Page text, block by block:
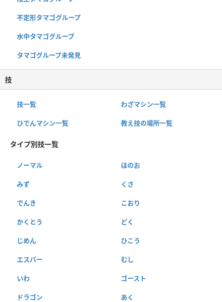
不定形タマゴグループ
水中タマゴグループ
タマゴグループ未発見
技
技一覧 わざマシン一覧
ひでんマシン一覧 教え技の場所一覧
タイプ別技一覧
ノーマル ほのお
みず くさ
でんき こおり
かくとう どく
じめん ひこう
エスパー むし
いわ ゴースト
ドラゴン あく